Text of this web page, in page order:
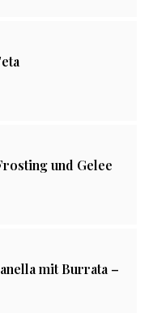
und Gelee
mit Burrata –